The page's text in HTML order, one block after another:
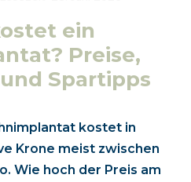
ein
Preise,
Spartipps
kostet in
Krone meist zwischen
Wie hoch der Preis am